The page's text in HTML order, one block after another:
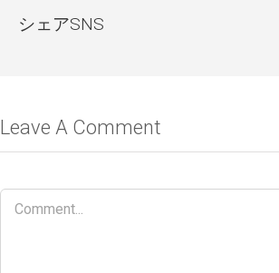
シェアSNS
Leave A Comment
Comment